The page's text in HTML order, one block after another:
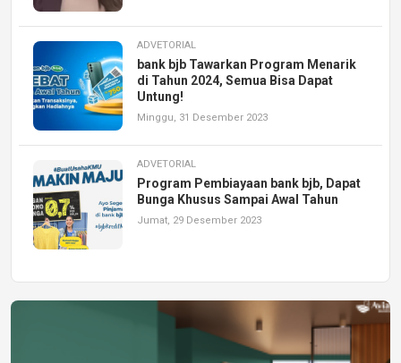
ADVETORIAL
bank bjb Tawarkan Program Menarik
di Tahun 2024, Semua Bisa Dapat
Untung!
Minggu, 31 Desember 2023
ADVETORIAL
Program Pembiayaan bank bjb, Dapat
Bunga Khusus Sampai Awal Tahun
Jumat, 29 Desember 2023